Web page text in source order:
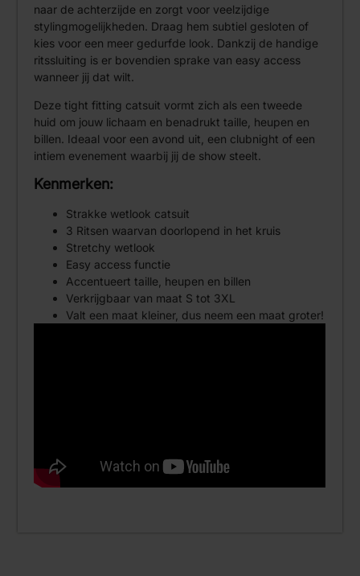
naar de achterzijde en zorgt voor veelzijdige
stylingmogelijkheden. Draag hem subtiel gesloten of
kies voor een meer gedurfde look. Dankzij de handige
ritssluiting is er bovendien sprake van easy access
wanneer jij dat wilt.
Deze tight fitting catsuit vormt zich als een tweede
huid om jouw lichaam en benadrukt taille, heupen en
billen. Ideaal voor een avond uit, een clubnight of een
intiem evenement waarbij jij de show steelt.
Kenmerken:
Strakke wetlook catsuit
3 Ritsen waarvan doorlopend in het kruis
Stretchy wetlook
Easy access functie
Accentueert taille, heupen en billen
Verkrijgbaar van maat S tot 3XL
Valt een maat kleiner, dus neem een maat groter!